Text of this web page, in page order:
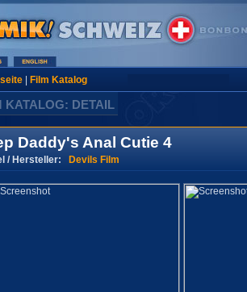
| Film Katalog
KATALOG: DETAIL
Daddy's Anal Cutie 4
/ Hersteller: Devils Film